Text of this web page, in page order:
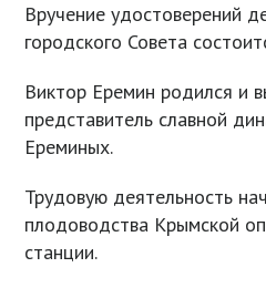
Вручение удостоверений
городского Совета
Виктор Еремин родился и
представитель славной
Ереминых.
Трудовую деятельность
плодоводства Крымской
станции.